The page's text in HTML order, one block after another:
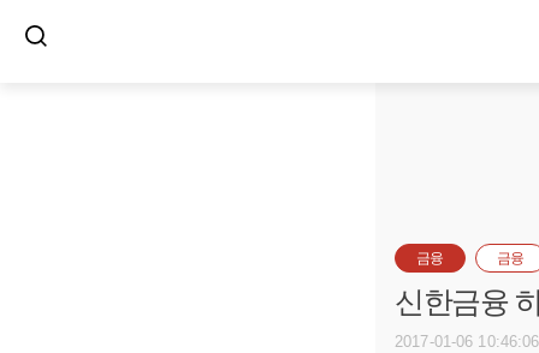
금융 금융
신한금융
2017-01-06 10:46:06